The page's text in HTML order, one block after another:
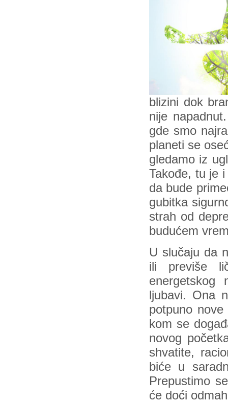
blizini dok
nije
gde smo
planeti se
gledamo iz
Takođe, tu je
da bude
gubitka
strah od
budućem
U slučaju da
ili previše
energetskog
ljubavi. Ona
potpuno
kom se
novog
shvatite,
biće u
Prepustimo
će doći